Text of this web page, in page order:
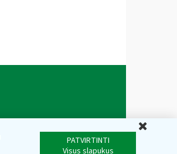
PATVIRTINTI
Visus slapukus